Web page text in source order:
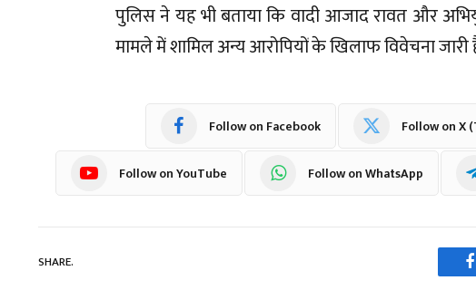
पुलिस ने यह भी बताया कि वादी आजाद रावत और
मामले में शामिल अन्य आरोपियों के खिलाफ विवेचना जारी
Follow on Facebook Follow on X
Follow on YouTube Follow on WhatsApp
SHARE.